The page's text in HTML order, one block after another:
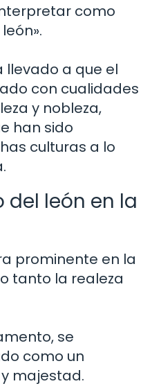
como
llevado a que el
con cualidades
y nobleza,
han sido
culturas a lo
del león en la
prominente en la
tanto la realeza
se
como un
majestad.